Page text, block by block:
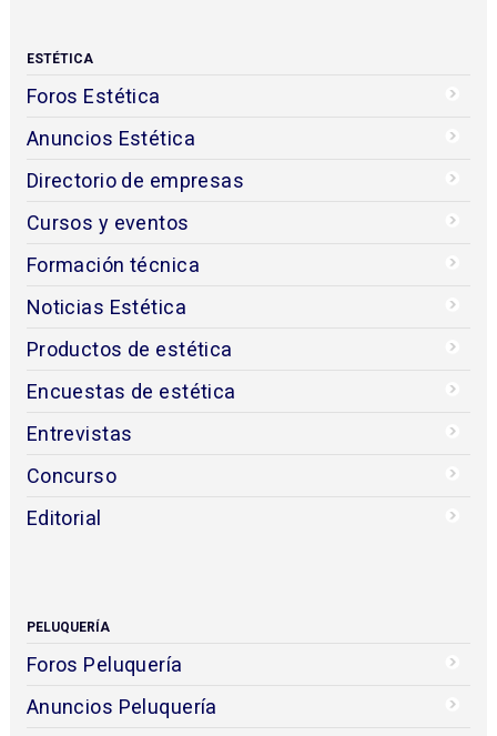
ESTÉTICA
Foros Estética
Anuncios Estética
Directorio de empresas
Cursos y eventos
Formación técnica
Noticias Estética
Productos de estética
Encuestas de estética
Entrevistas
Concurso
Editorial
PELUQUERÍA
Foros Peluquería
Anuncios Peluquería